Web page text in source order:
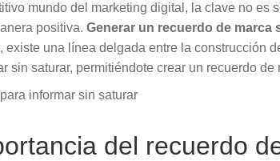
mundo del marketing digital, la clave no es
positiva. Generar un recuerdo de marca
existe una línea delgada entre la construcción
sin saturar, permitiéndote crear un recuerdo
del recuerdo